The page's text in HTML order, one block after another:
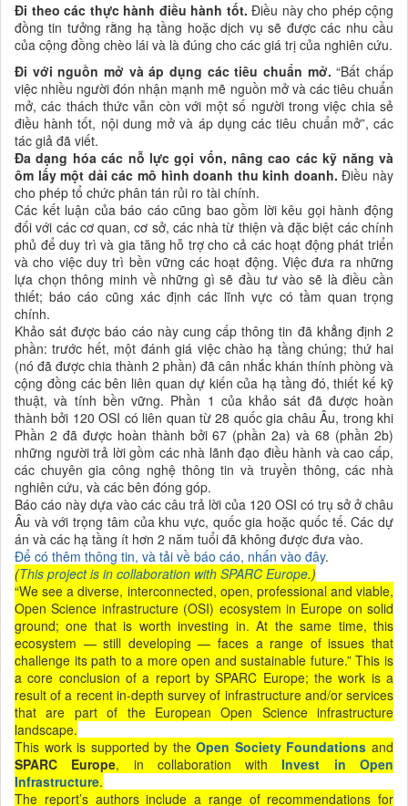
Đi theo các thực hành điều hành tốt. Điều này cho phép cộng
đồng tin tưởng rằng hạ tầng hoặc dịch vụ sẽ được các nhu cầu
của cộng đồng chèo lái và là đúng cho các giá trị của nghiên cứu.
Đi với nguồn mở và áp dụng các tiêu chuẩn mở. “Bất chấp
việc nhiều người đón nhận mạnh mẽ nguồn mở và các tiêu chuẩn
mở, các thách thức vẫn còn với một số người trong việc chia sẻ
điều hành tốt, nội dung mở và áp dụng các tiêu chuẩn mở”, các
tác giả đã viết.
Đa dạng hóa các nỗ lực gọi vốn, nâng cao các kỹ năng và
ôm lấy một dải các mô hình doanh thu kinh doanh. Điều này
cho phép tổ chức phân tán rủi ro tài chính.
Các kết luận của báo cáo cũng bao gồm lời kêu gọi hành động
đối với các cơ quan, cơ sở, các nhà từ thiện và đặc biệt các chính
phủ để duy trì và gia tăng hỗ trợ cho cả các hoạt động phát triển
và cho việc duy trì bền vững các hoạt động. Việc đưa ra những
lựa chọn thông minh về những gì sẽ đầu tư vào sẽ là điều cần
thiết; báo cáo cũng xác định các lĩnh vực có tầm quan trọng
chính.
Khảo sát được báo cáo này cung cấp thông tin đã khẳng định 2
phần: trước hết, một đánh giá việc chào hạ tầng chúng; thứ hai
(nó đã được chia thành 2 phần) đã cân nhắc khán thính phòng và
cộng đồng các bên liên quan dự kiến của hạ tầng đó, thiết kế kỹ
thuật, và tính bền vững. Phần 1 của khảo sát đã được hoàn
thành bởi 120 OSI có liên quan từ 28 quốc gia châu Âu, trong khi
Phần 2 đã được hoàn thành bởi 67 (phần 2a) và 68 (phần 2b)
những người trả lời gồm các nhà lãnh đạo điều hành và cao cấp,
các chuyên gia công nghệ thông tin và truyền thông, các nhà
nghiên cứu, và các bên đóng góp.
Báo cáo này dựa vào các câu trả lời của 120 OSI có trụ sở ở châu
Âu và với trọng tâm của khu vực, quốc gia hoặc quốc tế. Các dự
án và các hạ tầng ít hơn 2 năm tuổi đã không được đưa vào.
Để có thêm thông tin, và tải về báo cáo, nhấn vào đây.
(This project is in collaboration with SPARC Europe.)
“We see a diverse, interconnected, open, professional and viable,
Open Science infrastructure (OSI) ecosystem in Europe on solid
ground; one that is worth investing in. At the same time, this
ecosystem — still developing — faces a range of issues that
challenge its path to a more open and sustainable future.” This is
a core conclusion of a report by SPARC Europe; the work is a
result of a recent in-depth survey of infrastructure and/or services
that are part of the European Open Science infrastructure
landscape.
This work is supported by theOpen Society Foundations and
SPARC Europe, in collaboration withInvest in Open
Infrastructure.
The report’s authors include a range of recommendations for